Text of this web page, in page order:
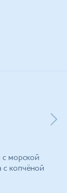
с морской
с копчёной